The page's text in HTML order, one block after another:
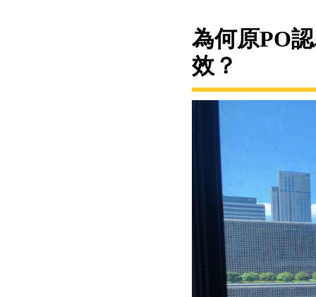
為何原PO
效？